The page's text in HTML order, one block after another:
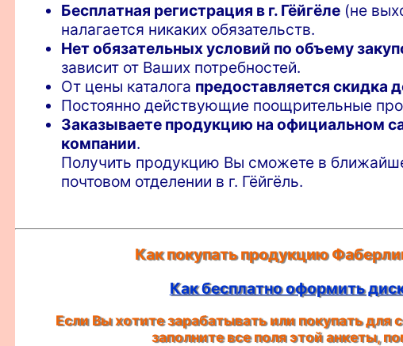
Бесплатная регистрация в г. Гёйгёле (не
налагается никаких обязательств.
Нет обязательных условий по объему
зависит от Ваших потребностей.
От цены каталога предоставляется скидка
Постоянно действующие поощрительные
Заказываете продукцию на официальном
компании.
Получить продукцию Вы сможете в
почтовом отделении в г. Гёйгёль.
Как покупать продукцию
Как бесплатно оформить
Если Вы хотите зарабатывать или покупать
заполните все поля этой анкеты,